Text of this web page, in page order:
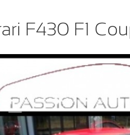
F430 F1